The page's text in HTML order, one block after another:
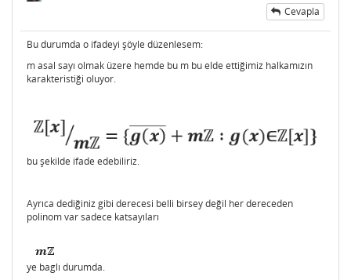
Cevapla
Bu durumda o ifadeyi şöyle düzenlesem:
m asal sayı olmak üzere hemde bu m bu elde ettiğimiz halkamızın
karakteristiği oluyor.
bu şekilde ifade edebiliriz.
Ayrıca dediğiniz gibi derecesi belli birsey değil her dereceden
polinom var sadece katsayıları
ye baglı durumda.